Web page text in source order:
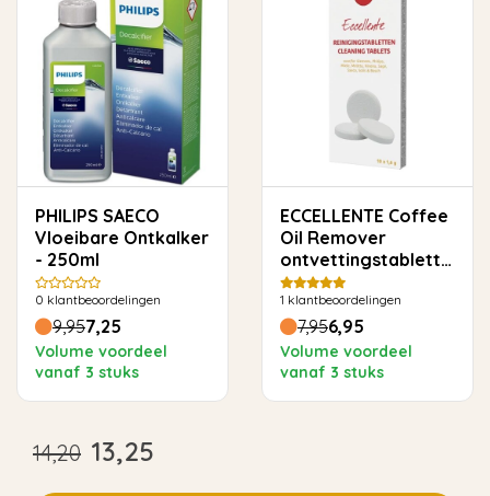
PHILIPS SAECO
Vloeibare Ontkalker
- 250ml
0 klantbeoordelingen
9,957,25
Volume voordeel
vanaf 3 stuks
ECCELLENTE Coffee
Oil Remover
ontvettingstabletten
voor Philips Saeco -
10 stuks
1 klantbeoordelingen
7,956,95
Volume voordeel
vanaf 3 stuks
14,20 13,25